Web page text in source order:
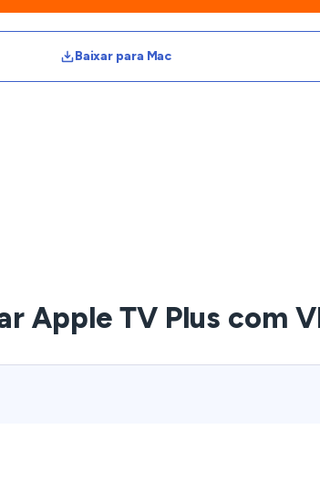
Baixar para Mac
Apple TV Plus com